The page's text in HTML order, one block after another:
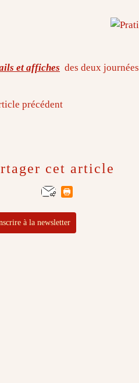
et affiches des deux journées
précédent
cet article
à la newsletter